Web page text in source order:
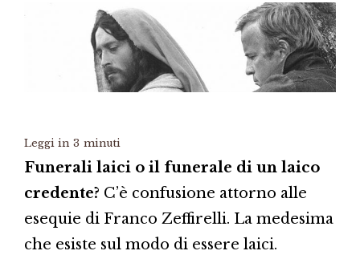
Leggi in 3 minuti
Funerali laici o il funerale di un laico
credente? C’è confusione attorno alle
esequie di Franco Zeffirelli. La medesima
che esiste sul modo di essere laici.